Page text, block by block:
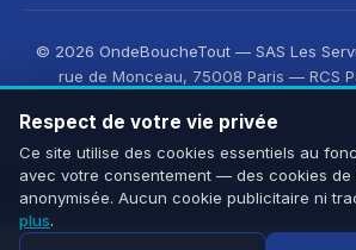
© 2026 OndeBoucheTout — SAS Les
rue de Monceau, 75008 Paris — RCS
Découvrez aussi : OnLeveTout ·
CleanMonAppart ·
Respect de votre vie privée
Ce site utilise des cookies essentiels au
avec votre consentement — des cookies de
anonymisée. Aucun cookie publicitaire ni
plus.